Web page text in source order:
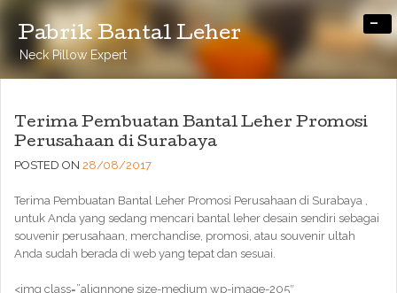
Pabrik Bantal Leher
Neck Pillow Expert
-
Terima Pembuatan Bantal Leher Promosi
Perusahaan di Surabaya
POSTED ON 28/08/2017
Terima Pembuatan Bantal Leher Promosi Perusahaan di Surabaya ,
untuk Anda yang sedang mencari bantal leher desain sendiri sebagai
souvenir perusahaan, merchandise, promosi, atau souvenir ultah
Anda sudah berada di web yang tepat dan sesuai.
<img class=”alignnone size-medium wp-image-205″